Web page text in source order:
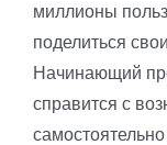
миллионы
поделиться
Начинающий
справится с